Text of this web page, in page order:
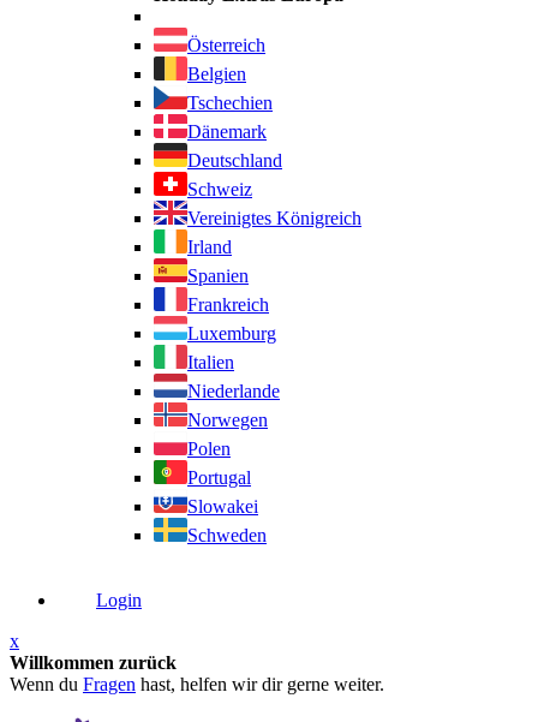
Österreich
Belgien
Tschechien
Dänemark
Deutschland
Schweiz
Vereinigtes Königreich
Irland
Spanien
Frankreich
Luxemburg
Italien
Niederlande
Norwegen
Polen
Portugal
Slowakei
Schweden
Login
x
Willkommen zurück
Wenn du Fragen hast, helfen wir dir gerne weiter.